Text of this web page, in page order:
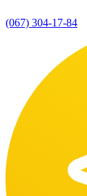
(067) 304-17-84